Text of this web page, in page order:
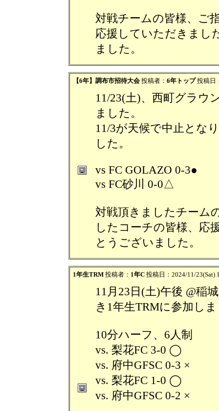
対戦チームの皆様、ご
応援していただきまし
ました。
【6年】調布市招待大会 投稿者： 6年トップ投稿日
11/23(土)、西町グラウ
ました。
11/3が天候で中止とな
した。
vs FC GOLAZO 0-3●
vs FC砂川 0-0△
対戦頂きましたチーム
したコーチの皆様、応
とうございました。
1年生TRM 投稿者： 1年C 投稿日：2024/11/23(Sat)
11月23日(土)午後 @稲
き1年生TRMに参加し
10分ハーフ、6人制
vs. 梨花FC 3-0 ◯
vs. 府中GFSC 0-3 ×
vs. 梨花FC 1-0 ◯
vs. 府中GFSC 0-2 ×